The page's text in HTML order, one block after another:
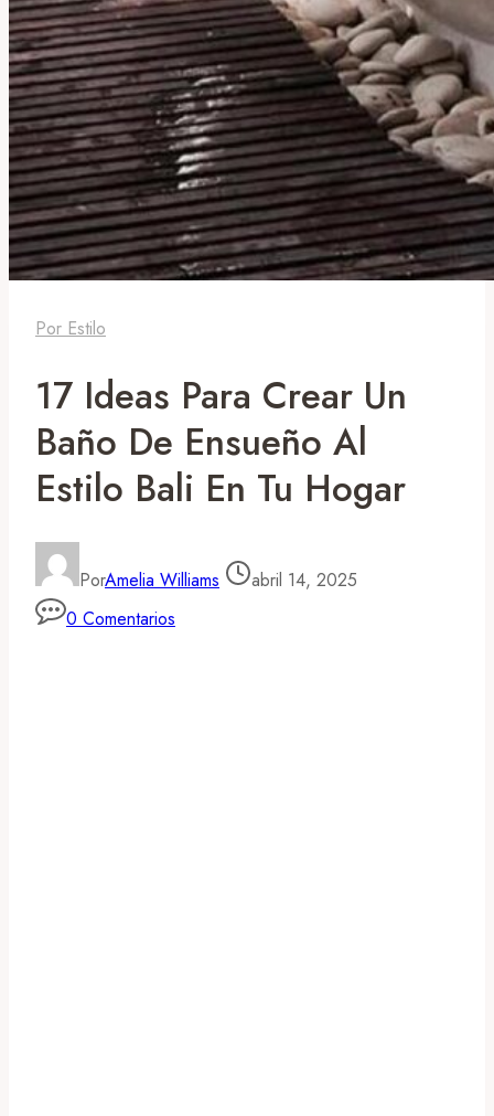
Por Estilo
17 Ideas Para Crear Un
Baño De Ensueño Al
Estilo Bali En Tu Hogar
PorAmelia Williams
abril 14, 2025
0 Comentarios